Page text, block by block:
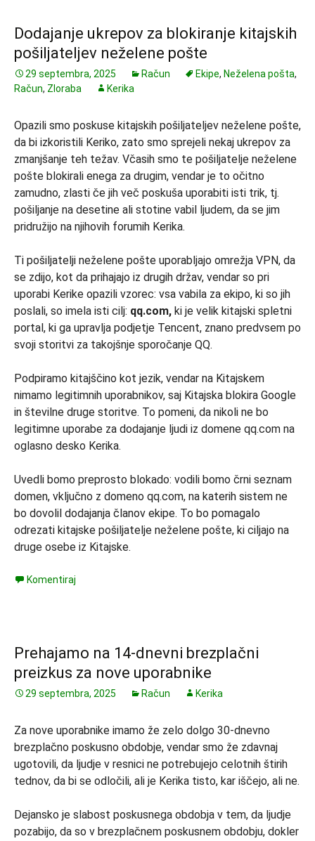
Dodajanje ukrepov za blokiranje kitajskih
pošiljateljev neželene pošte
29 septembra, 2025 Račun Ekipe, Neželena pošta,
Račun, Zloraba Kerika
Opazili smo poskuse kitajskih pošiljateljev neželene pošte,
da bi izkoristili Keriko, zato smo sprejeli nekaj ukrepov za
zmanjšanje teh težav. Včasih smo te pošiljatelje neželene
pošte blokirali enega za drugim, vendar je to očitno
zamudno, zlasti če jih več poskuša uporabiti isti trik, tj.
pošiljanje na desetine ali stotine vabil ljudem, da se jim
pridružijo na njihovih forumih Kerika.
Ti pošiljatelji neželene pošte uporabljajo omrežja VPN, da
se zdijo, kot da prihajajo iz drugih držav, vendar so pri
uporabi Kerike opazili vzorec: vsa vabila za ekipo, ki so jih
poslali, so imela isti cilj: qq.com, ki je velik kitajski spletni
portal, ki ga upravlja podjetje Tencent, znano predvsem po
svoji storitvi za takojšnje sporočanje QQ.
Podpiramo kitajščino kot jezik, vendar na Kitajskem
nimamo legitimnih uporabnikov, saj Kitajska blokira Google
in številne druge storitve. To pomeni, da nikoli ne bo
legitimne uporabe za dodajanje ljudi iz domene qq.com na
oglasno desko Kerika.
Uvedli bomo preprosto blokado: vodili bomo črni seznam
domen, vključno z domeno qq.com, na katerih sistem ne
bo dovolil dodajanja članov ekipe. To bo pomagalo
odrezati kitajske pošiljatelje neželene pošte, ki ciljajo na
druge osebe iz Kitajske.
Komentiraj
Prehajamo na 14-dnevni brezplačni
preizkus za nove uporabnike
29 septembra, 2025 Račun Kerika
Za nove uporabnike imamo že zelo dolgo 30-dnevno
brezplačno poskusno obdobje, vendar smo že zdavnaj
ugotovili, da ljudje v resnici ne potrebujejo celotnih štirih
tednov, da bi se odločili, ali je Kerika tisto, kar iščejo, ali ne.
Dejansko je slabost poskusnega obdobja v tem, da ljudje
pozabijo, da so v brezplačnem poskusnem obdobju, dokler